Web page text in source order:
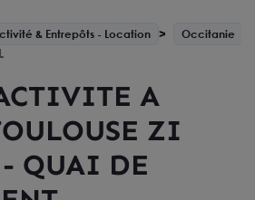
& Entrepôts - Location Occitanie
A
ZI
QUAI DE